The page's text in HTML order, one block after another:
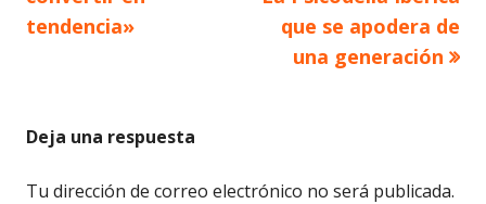
entradas
tendencia»
que se apodera de
una generación
Deja una respuesta
Tu dirección de correo electrónico no será publicada.